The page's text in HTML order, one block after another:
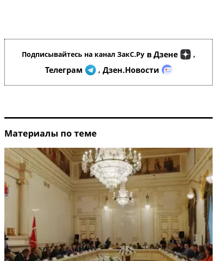
Подписывайтесь на канал ЗакС.Ру в Дзене ,
Телеграм , Дзен.Новости
Материалы по теме